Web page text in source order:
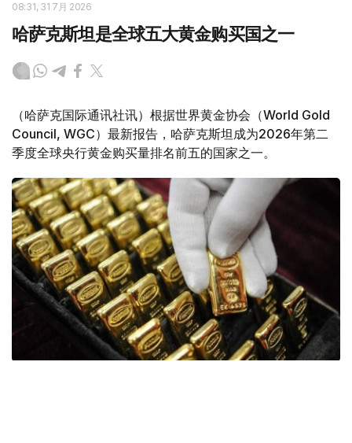
08:31, 31 7月 2026
哈萨克斯坦是全球五大黄金购买国之一
（哈萨克国际通讯社讯）根据世界黄金协会（World Gold
Council, WGC）最新报告，哈萨克斯坦成为2026年第二
季度全球央行黄金购买量排名前五的国家之一。